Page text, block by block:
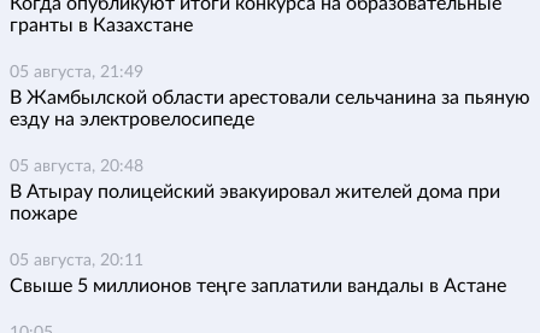
гранты в Казахстане
05 августа, 21:49
В Жамбылской области арестовали сельчанина за пьяную
езду на электровелосипеде
05 августа, 20:48
В Атырау полицейский эвакуировал жителей дома при
пожаре
05 августа, 20:11
Свыше 5 миллионов теңге заплатили вандалы в Астане